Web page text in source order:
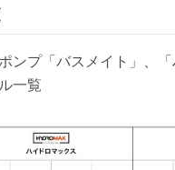
ンプ「バスメイト」、
一覧